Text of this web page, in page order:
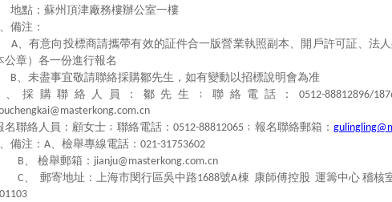
地點：蘇州頂津廠務樓辦公室一樓
、備注：
A、有意向投標商請攜帶有效的証件合一版營業執照副本、開戶許可証、法
公章）各一份進行報名
B、未盡事宜敬請聯絡採購鄒先生，如有變動以招標說明會為准
、採購聯絡人員：鄒先生﹔聯絡電話： 0512-88812896/
名聯絡人員：顧女士﹔聯絡電話： 0512-88812065 ﹔報名聯絡郵箱：
、備注： A、檢舉專線電話： 021-31753602
B、 檢舉郵箱： jianju@masterkong.com.cn
C、 郵寄地址：上海市閔行區吳中路1688號A棟 康師傅控股 運籌中心 稽核